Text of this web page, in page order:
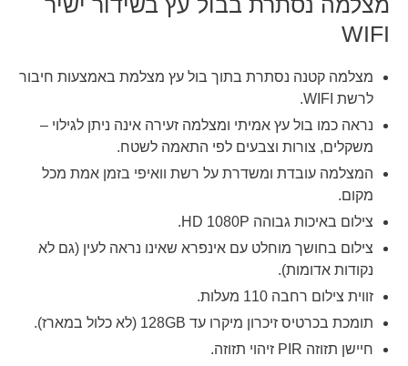
WIFI
מצלמה קטנה נסתרת בתוך בול עץ מצלמת באמצעות חיבור
לרשת WIFI.
נראה כמו בול עץ אמיתי ומצלמה זעירה אינה ניתן לגילוי –
משקלים, צורות וצבעים לפי התאמה לשטח.
המצלמה עובדת ומשדרת על רשת וואיפי בזמן אמת מכל
מקום.
צילום באיכות גבוהה HD 1080P.
צילום בחושך מוחלט עם אינפרא שאינו נראה לעין (גם לא
נקודות אדומות).
זווית צילום רחבה 110 מעלות.
תומכת בכרטיס זיכרון מיקרו עד 128GB (לא כלול במארז).
חיישן תזוזה PIR זיהוי תזוזה.